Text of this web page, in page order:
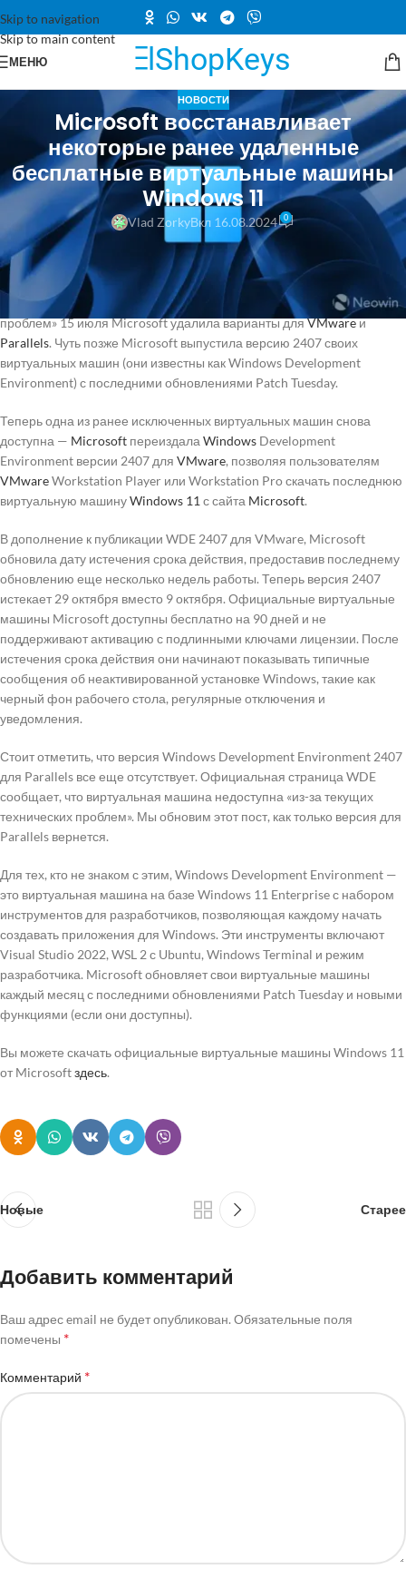
Skip to navigation
Skip to main content
МЕНЮ
НОВОСТИ
Microsoft восстанавливает
некоторые ранее удаленные
бесплатные виртуальные машины
Windows 11
Vlad ZorkyВкл 16.08.2024 0
Месяц назад Microsoft уведомила пользователей о том, что она
удалит некоторые из своих виртуальных машин Windows 11. Они
обычно доступны в четырех вариантах: Hyper-V, VMware, Parallels и
VirtualBox. Однако из-за неизвестных «текущих технических
проблем» 15 июля Microsoft удалила варианты дляVMwareи
Parallels. Чуть позже Microsoft выпустила версию 2407 своих
виртуальных машин (они известны как Windows Development
Environment) с последними обновлениями Patch Tuesday.
Теперь одна из ранее исключенных виртуальных машин снова
доступна — Microsoft переиздала Windows Development
Environment версии 2407 для VMware, позволяя пользователям
VMwareWorkstation Player или Workstation Pro скачать последнюю
виртуальную машинуWindows 11 с сайта Microsoft.
В дополнение к публикации WDE 2407 для VMware, Microsoft
обновила дату истечения срока действия, предоставив последнему
обновлению еще несколько недель работы. Теперь версия 2407
истекает 29 октября вместо 9 октября. Официальные виртуальные
машины Microsoft доступны бесплатно на 90 дней и не
поддерживают активацию с подлинными ключами лицензии. После
истечения срока действия они начинают показывать типичные
сообщения об неактивированной установке Windows, такие как
черный фон рабочего стола, регулярные отключения и
уведомления.
Стоит отметить, что версия Windows Development Environment 2407
для Parallels все еще отсутствует. Официальная страница WDE
сообщает, что виртуальная машина недоступна «из-за текущих
технических проблем». Мы обновим этот пост, как только версия для
Parallels вернется.
Для тех, кто не знаком с этим, Windows Development Environment —
это виртуальная машина на базе Windows 11 Enterprise с набором
инструментов для разработчиков, позволяющая каждому начать
создавать приложения для Windows. Эти инструменты включают
Visual Studio 2022, WSL 2 с Ubuntu, Windows Terminal и режим
разработчика. Microsoft обновляет свои виртуальные машины
каждый месяц с последними обновлениями Patch Tuesday и новыми
функциями (если они доступны).
Вы можете скачать официальные виртуальные машины Windows 11
от Microsoftздесь.
Новые Старее
Добавить комментарий
Ваш адрес email не будет опубликован. Обязательные поля
помечены *
Комментарий *